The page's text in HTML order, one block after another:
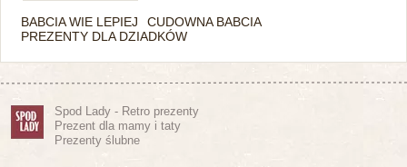
BABCIA WIE LEPIEJ
CUDOWNA BABCIA
PREZENTY DLA DZIADKÓW
Spod Lady - Retro prezenty
Prezent dla mamy i taty
Prezenty ślubne